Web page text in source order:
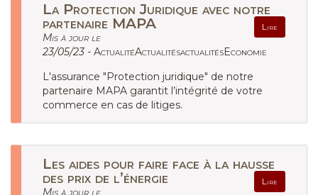
La Protection Juridique avec notre
partenaire MAPA
Lire
Mis à jour le
23/05/23 - ActualitéActualitésactualitésEconomie
L'assurance "Protection juridique" de notre
partenaire MAPA garantit l’intégrité de votre
commerce en cas de litiges.
Les aides pour faire face à la hausse
des prix de l’énergie
Lire
Mis à jour le